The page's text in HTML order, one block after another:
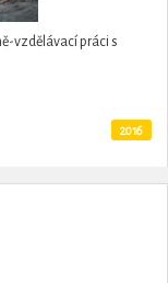
vzdělávací práci s
2016